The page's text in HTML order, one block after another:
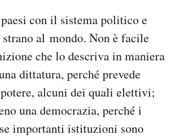
con il sistema politico e
al mondo. Non è facile
che lo descriva in maniera
dittatura, perché prevede
alcuni dei quali elettivi;
una democrazia, perché i
importanti istituzioni sono